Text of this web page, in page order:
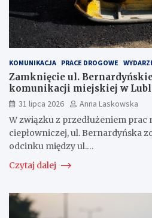
KOMUNIKACJA PRACE DROGOWE
Zamknięcie ul.
komunikacji miejskiej w
31 lipca 2026
Anna Laskowska
W związku z przedłużeniem
ciepłowniczej, ul. Bernardyńska
odcinku między ul.…
Czytaj dalej